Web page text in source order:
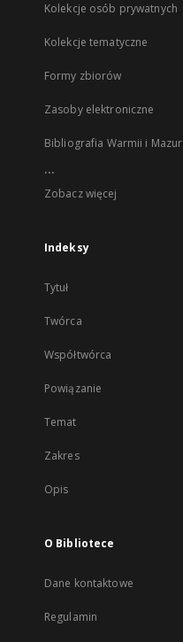
Kolekcje osób prywatnych
Kolekcje tematyczne
Formy zbiorów
Zasoby elektroniczne
Bibliografia Warmii i Mazur
...
Zobacz więcej
Indeksy
Tytuł
Twórca
Współtwórca
Powiązanie
Temat
Zakres
Opis
O Bibliotece
Dane kontaktowe
Regulamin